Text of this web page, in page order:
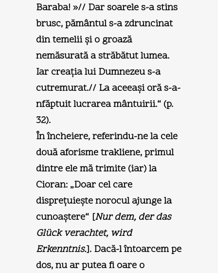
Baraba! »// Dar soarele s-a stins
brusc, pământul s-a zdruncinat
din temelii şi o groază
nemăsurată a străbătut lumea.
Iar creaţia lui Dumnezeu s-a
cutremurat.// La aceeaşi oră s-a-
nfăptuit lucrarea mântuirii.“ (p.
32).
În încheiere, referindu-ne la cele
două aforisme trakliene, primul
dintre ele mă trimite (iar) la
Cioran: „Doar cel care
dispreţuieşte norocul ajunge la
cunoaştere“ [Nur dem, der das
Glück verachtet, wird
Erkenntnis.]. Dacă-l întoarcem pe
dos, nu ar putea fi oare o